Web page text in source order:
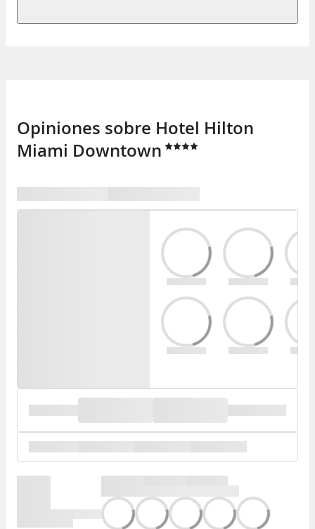
Opiniones sobre Hotel Hilton
Miami Downtown